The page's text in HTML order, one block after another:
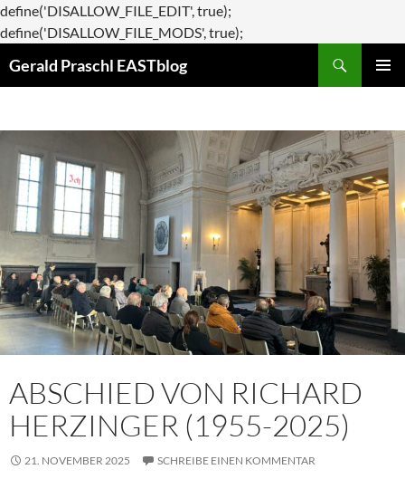
define('DISALLOW_FILE_EDIT', true);
define('DISALLOW_FILE_MODS', true);
Gerald Praschl EASTblog
ABSCHIED VON RICHARD
HERZINGER (1955-2025)
21. NOVEMBER 2025 SCHREIBE EINEN KOMMENTAR